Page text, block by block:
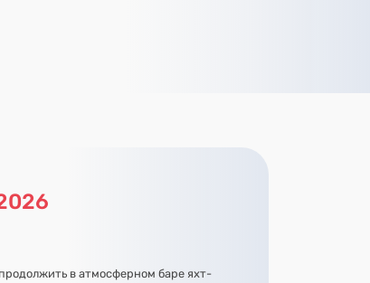
в атмосферном баре яхт-